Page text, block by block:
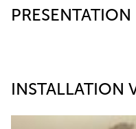
PRESENTATION
INSTALLATION